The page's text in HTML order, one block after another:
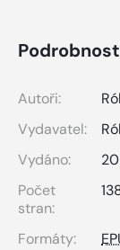
Autoři:
Vydavatel:
Vydáno:
Počet
stran:
Formáty: